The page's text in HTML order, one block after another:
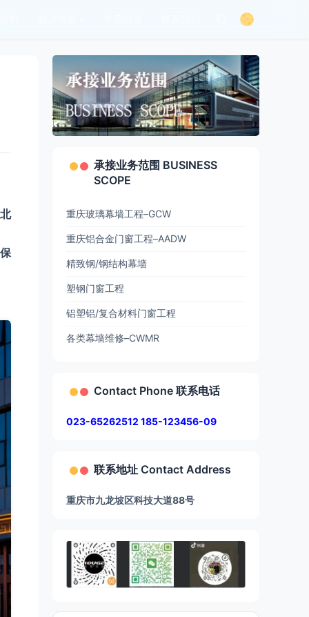
北
保
承接业务范围 BUSINESS
SCOPE
重庆玻璃幕墙工程–GCW
重庆铝合金门窗工程–AADW
精致钢/钢结构幕墙
塑钢门窗工程
铝塑铝/复合材料门窗工程
各类幕墙维修–CWMR
Contact Phone 联系电话
023-65262512 185-123456-09
联系地址 Contact Address
重庆市九龙坡区科技大道88号